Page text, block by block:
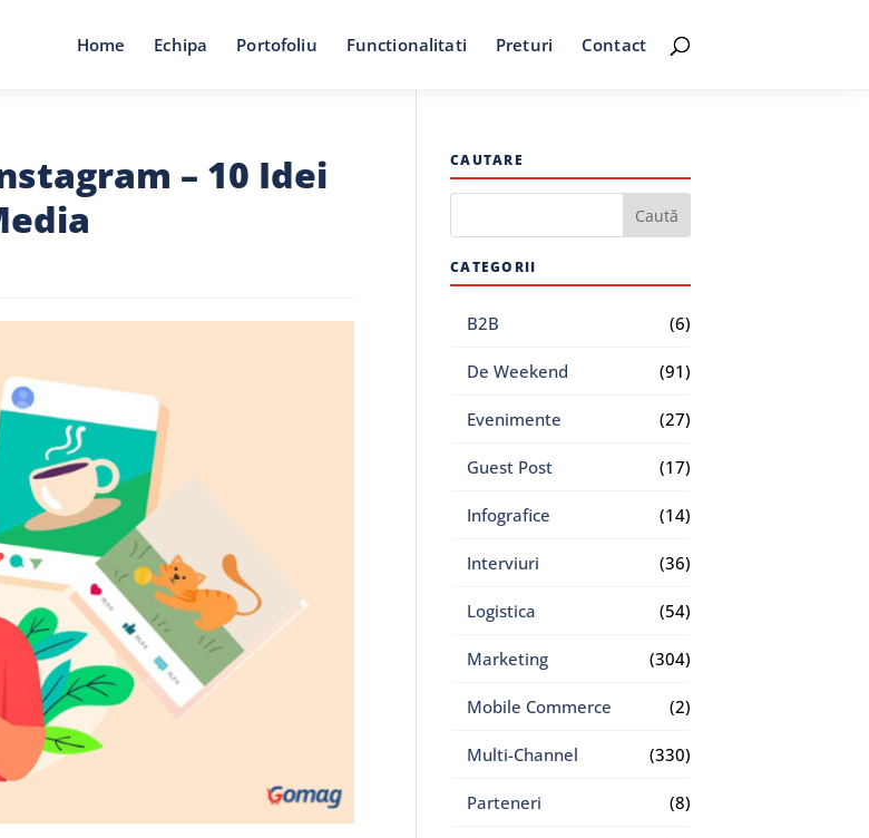
Home Echipa Portofoliu Functionalitati Preturi Contact
– 10 Idei
CAUTARE
CATEGORII
B2B (6)
De Weekend (91)
Evenimente (27)
Guest Post (17)
Infografice (14)
Interviuri (36)
Logistica (54)
Marketing (304)
Mobile Commerce (2)
Multi-Channel (330)
Parteneri (8)